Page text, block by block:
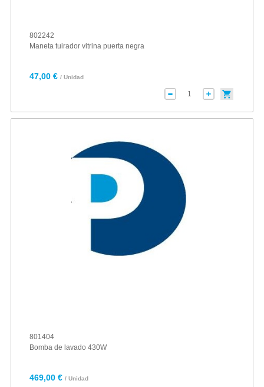
802242
Maneta tuirador vitrina puerta negra
47,00 € / Unidad
801404
Bomba de lavado 430W
469,00 € / Unidad